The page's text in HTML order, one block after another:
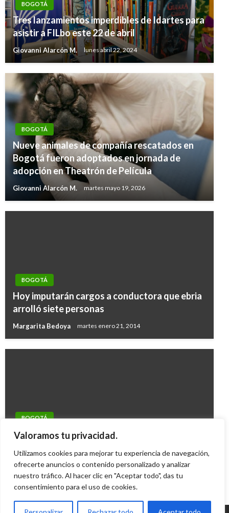
Valoramos tu privacidad.
Utilizamos cookies para mejorar tu experiencia de navegación,
ofrecerte anuncios o contenido personalizado y analizar
nuestro tráfico. Al hacer clic en "Aceptar todo", das tu
consentimiento para el uso de cookies.
BOGOTÁ
Tres lanzamientos imperdibles de Idartes para
asistir a FILbo este 22 de abril
Giovanni Alarcón M. lunes abril 22, 2024
BOGOTÁ
Nueve animales de compañía rescatados en
Bogotá fueron adoptados en jornada de
adopción en Theatrón de Película
Giovanni Alarcón M. martes mayo 19, 2026
BOGOTÁ
Hoy imputarán cargos a conductora que ebria
arrolló siete personas
Margarita Bedoya martes enero 21, 2014
BOGOTÁ
Concejal Marco Fidel Ramírez se reintegró a
Juan Sebastián Obando miércoles noviembre 21, 2012